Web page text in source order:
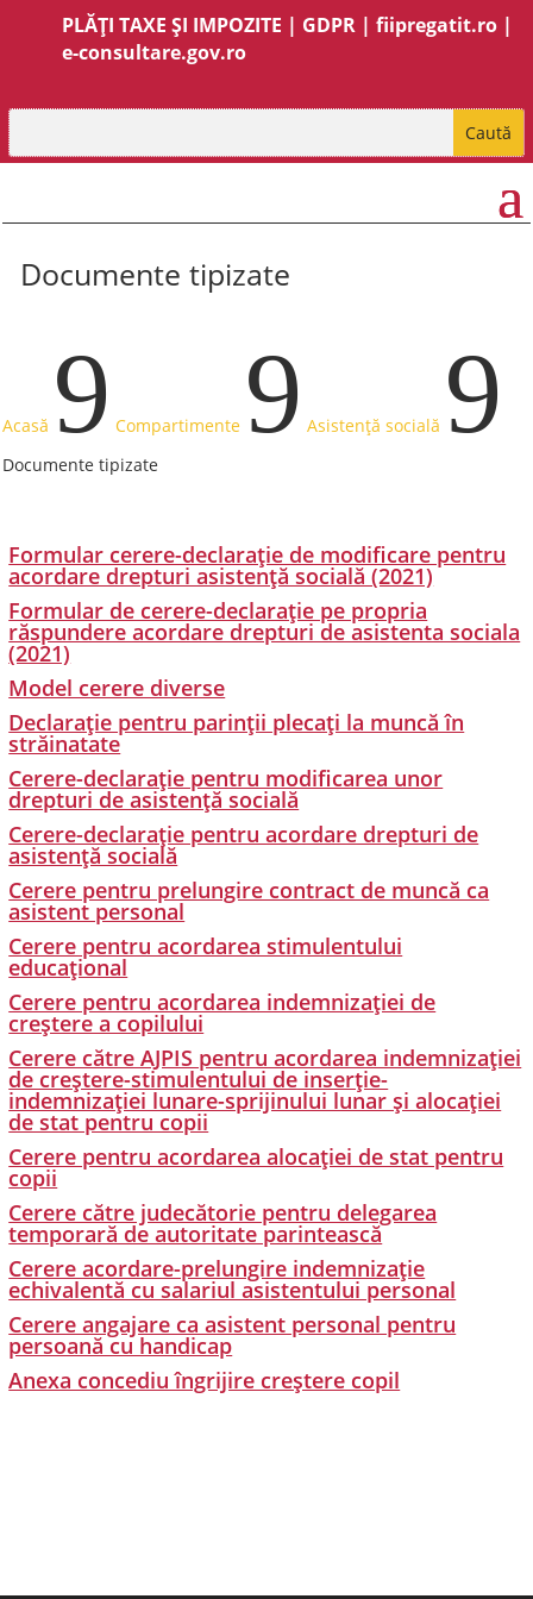
PLĂȚI TAXE ȘI IMPOZITE | GDPR |fiipregatit.ro |
e-consultare.gov.ro
Documente tipizate
Acasă 9 Compartimente 9 Asistență socială 9
Documente tipizate
Formular cerere-declarație de modificare pentru
acordare drepturi asistență socială (2021)
Formular de cerere-declarație pe propria
răspundere acordare drepturi de asistenta sociala
(2021)
Model cerere diverse
Declarație pentru parinții plecați la muncă în
străinatate
Cerere-declarație pentru modificarea unor
drepturi de asistență socială
Cerere-declarație pentru acordare drepturi de
asistență socială
Cerere pentru prelungire contract de muncă ca
asistent personal
Cerere pentru acordarea stimulentului
educațional
Cerere pentru acordarea indemnizației de
creștere a copilului
Cerere către AJPIS pentru acordarea indemnizației
de creștere-stimulentului de inserție-
indemnizației lunare-sprijinului lunar și alocației
de stat pentru copii
Cerere pentru acordarea alocației de stat pentru
copii
Cerere către judecătorie pentru delegarea
temporară de autoritate parintească
Cerere acordare-prelungire indemnizație
echivalentă cu salariul asistentului personal
Cerere angajare ca asistent personal pentru
persoană cu handicap
Anexa concediu îngrijire creștere copil